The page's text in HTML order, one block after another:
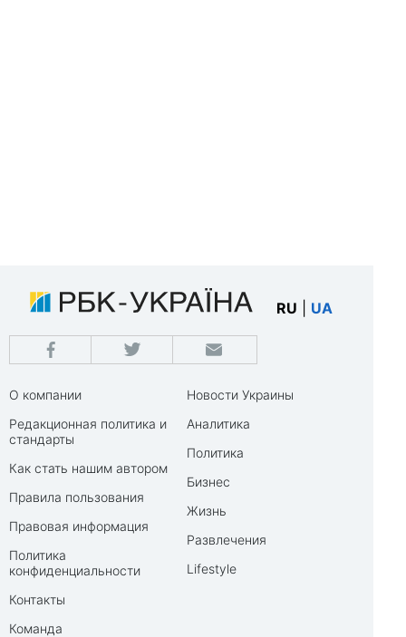
RU UA
О компании
Редакционная политика и
стандарты
Как стать нашим автором
Правила пользования
Правовая информация
Политика
конфиденциальности
Контакты
Команда
Новости Украины
Аналитика
Политика
Бизнес
Жизнь
Развлечения
Lifestyle